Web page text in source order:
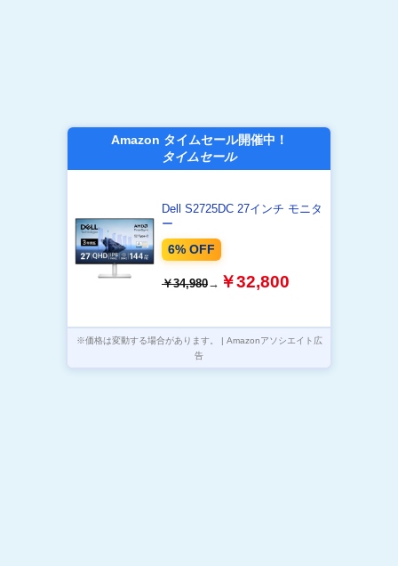
Amazon タイムセール開催中！
タイムセール
Dell S2725DC 27インチ モニタ
ー
6% OFF
￥34,980→ ￥32,800
※価格は変動する場合があります。 | Amazonアソシエイト広
告